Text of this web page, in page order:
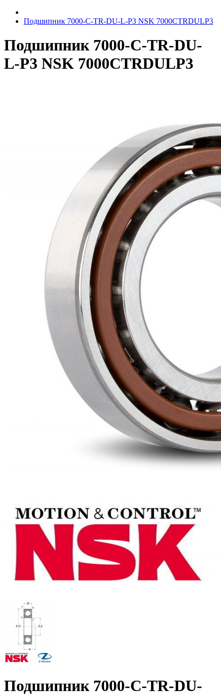
Подшипник 7000-C-TR-DU-L-P3 NSK 7000CTRDULP3
Подшипник 7000-C-TR-DU-
L-P3 NSK 7000CTRDULP3
Подшипник 7000-C-TR-DU-